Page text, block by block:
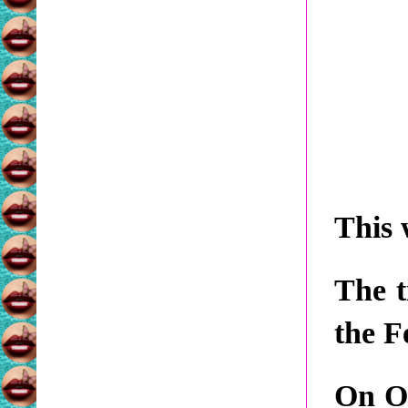
This
The
the
On